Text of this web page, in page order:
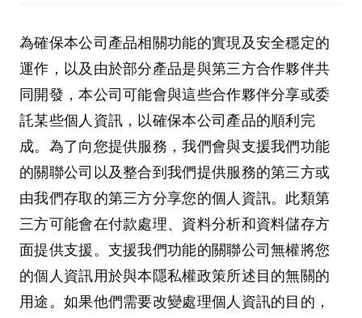
為確保本公司產品相關功能的實現及安全穩定的
運作，以及由於部分產品是與第三方合作夥伴共
同開發，本公司可能會與這些合作夥伴分享或委
託某些個人資訊，以確保本公司產品的順利完
成。為了向您提供服務，我們會與支援我們功能
的關聯公司以及整合到我們提供服務的第三方或
由我們存取的第三方分享您的個人資訊。此類第
三方可能會在付款處理、資料分析和資料儲存方
面提供支援。支援我們功能的關聯公司無權將您
的個人資訊用於與本隱私權政策所述目的無關的
用途。如果他們需要改變處理個人資訊的目的，